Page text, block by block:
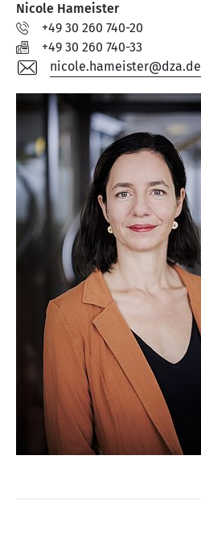
Nicole Hameister
+49 30 260 740-20
+49 30 260 740-33
nicole.hameister@dza.de